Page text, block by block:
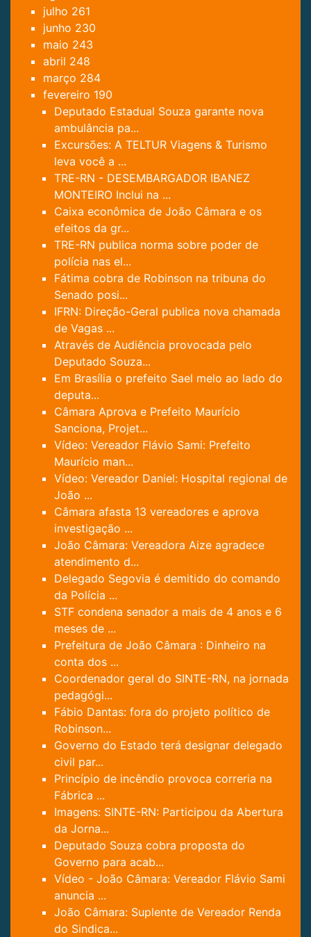
julho 261
junho 230
maio 243
abril 248
março 284
fevereiro 190
Deputado Estadual Souza garante nova
ambulância pa...
Excursões: A TELTUR Viagens & Turismo
leva você a ...
TRE-RN - DESEMBARGADOR IBANEZ
MONTEIRO Inclui na ...
Caixa econômica de João Câmara e os
efeitos da gr...
TRE-RN publica norma sobre poder de
polícia nas el...
Fátima cobra de Robinson na tribuna do
Senado posi...
IFRN: Direção-Geral publica nova chamada
de Vagas ...
Através de Audiência provocada pelo
Deputado Souza...
Em Brasília o prefeito Sael melo ao lado do
deputa...
Câmara Aprova e Prefeito Maurício
Sanciona, Projet...
Vídeo: Vereador Flávio Sami: Prefeito
Maurício man...
Vídeo: Vereador Daniel: Hospital regional de
João ...
Câmara afasta 13 vereadores e aprova
investigação ...
João Câmara: Vereadora Aize agradece
atendimento d...
Delegado Segovia é demitido do comando
da Polícia ...
STF condena senador a mais de 4 anos e 6
meses de ...
Prefeitura de João Câmara : Dinheiro na
conta dos ...
Coordenador geral do SINTE-RN, na jornada
pedagógi...
Fábio Dantas: fora do projeto político de
Robinson...
Governo do Estado terá designar delegado
civil par...
Princípio de incêndio provoca correria na
Fábrica ...
Imagens: SINTE-RN: Participou da Abertura
da Jorna...
Deputado Souza cobra proposta do
Governo para acab...
Vídeo - João Câmara: Vereador Flávio Sami
anuncia ...
João Câmara: Suplente de Vereador Renda
do Sindica...